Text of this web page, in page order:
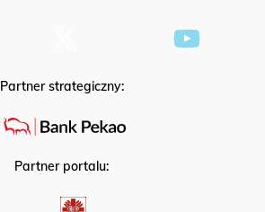
Partner strategiczny:
Partner portalu: